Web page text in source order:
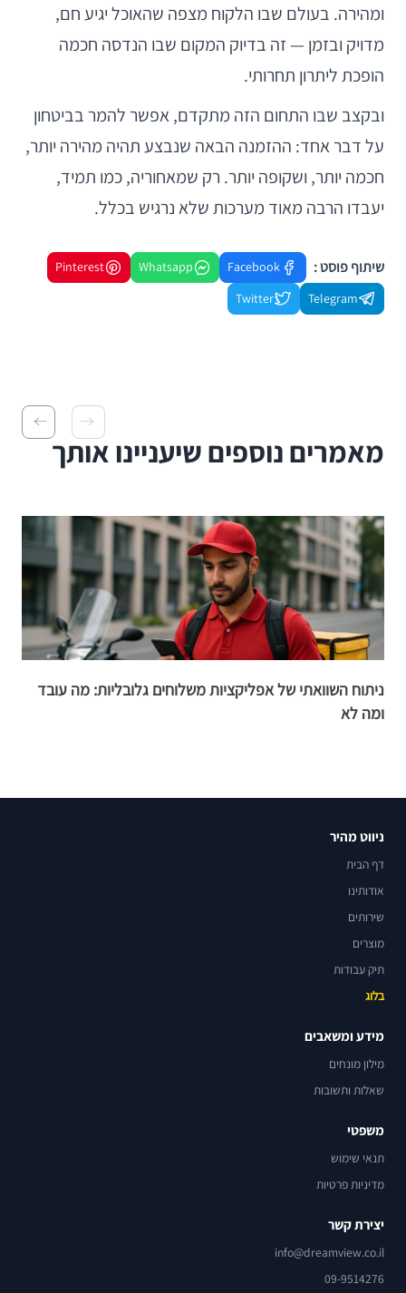
ומהירה. בעולם שבו הלקוח מצפה שהאוכל יגיע חם,
מדויק ובזמן — זה בדיוק המקום שבו הנדסה חכמה
הופכת ליתרון תחרותי.
ובקצב שבו התחום הזה מתקדם, אפשר להמר בביטחון
על דבר אחד: ההזמנה הבאה שנבצע תהיה מהירה יותר,
חכמה יותר, ושקופה יותר. רק שמאחוריה, כמו תמיד,
יעבדו הרבה מאוד מערכות שלא נרגיש בכלל.
שיתוף פוסט : Facebook
Whatsapp
Pinterest
Telegram
Twitter
מאמרים נוספים שיעניינו אותך
ניתוח השוואתי של אפליקציות משלוחים גלובליות: מה עובד
ומה לא
ניווט מהיר
דף הבית
אודותינו
שירותים
מוצרים
תיק עבודות
בלוג
מידע ומשאבים
מילון מונחים
שאלות ותשובות
משפטי
תנאי שימוש
מדיניות פרטיות
יצירת קשר
info@dreamview.co.il
09-9514276